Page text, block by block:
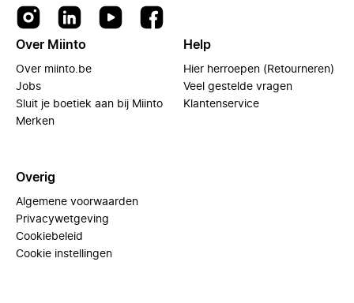
Over Miinto
Over miinto.be
Jobs
Sluit je boetiek aan bij Miinto
Merken
Help
Hier herroepen (Retourneren)
Veel gestelde vragen
Klantenservice
Overig
Algemene voorwaarden
Privacywetgeving
Cookiebeleid
Cookie instellingen